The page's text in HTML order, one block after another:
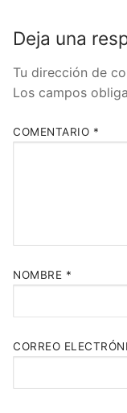
Deja una
Tu dirección de
Los campos
COMENTARIO *
NOMBRE *
CORREO